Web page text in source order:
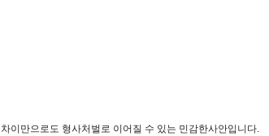
이만으로도 형사처벌로 이어질 수 있는 민감한사안입니다.